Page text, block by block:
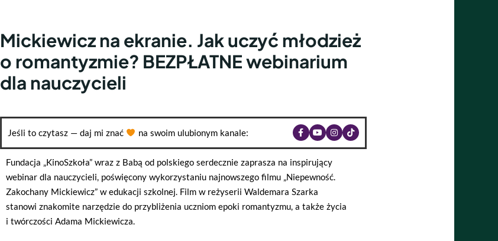
Mickiewicz na ekranie. Jak uczyć młodzież
o romantyzmie? BEZPŁATNE webinarium
dla nauczycieli
Jeśli to czytasz — daj mi znać na swoim ulubionym kanale:
Fundacja „KinoSzkoła” wraz z Babą od polskiego serdecznie zaprasza na inspirujący
webinar dla nauczycieli, poświęcony wykorzystaniu najnowszego filmu „Niepewność.
Zakochany Mickiewicz” w edukacji szkolnej. Film w reżyserii Waldemara Szarka
stanowi znakomite narzędzie do przybliżenia uczniom epoki romantyzmu, a także życia
i twórczości Adama Mickiewicza.